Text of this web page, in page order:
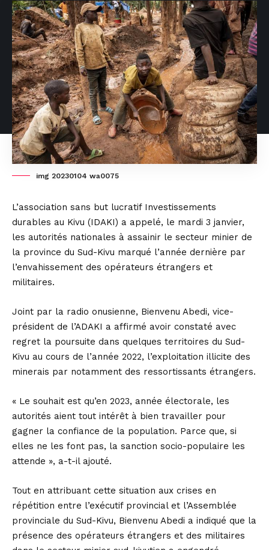
img 20230104 wa0075
L’association sans but lucratif Investissements
durables au Kivu (IDAKI) a appelé, le mardi 3 janvier,
les autorités nationales à assainir le secteur minier de
la province du Sud-Kivu marqué l’année dernière par
l’envahissement des opérateurs étrangers et
militaires.
Joint par la radio onusienne, Bienvenu Abedi, vice-
président de l’ADAKI a affirmé avoir constaté avec
regret la poursuite dans quelques territoires du Sud-
Kivu au cours de l’année 2022, l’exploitation illicite des
minerais par notamment des ressortissants étrangers.
« Le souhait est qu’en 2023, année électorale, les
autorités aient tout intérêt à bien travailler pour
gagner la confiance de la population. Parce que, si
elles ne les font pas, la sanction socio-populaire les
attende », a-t-il ajouté.
Tout en attribuant cette situation aux crises en
répétition entre l’exécutif provincial et l’Assemblée
provinciale du Sud-Kivu, Bienvenu Abedi a indiqué que la
présence des opérateurs étrangers et des militaires